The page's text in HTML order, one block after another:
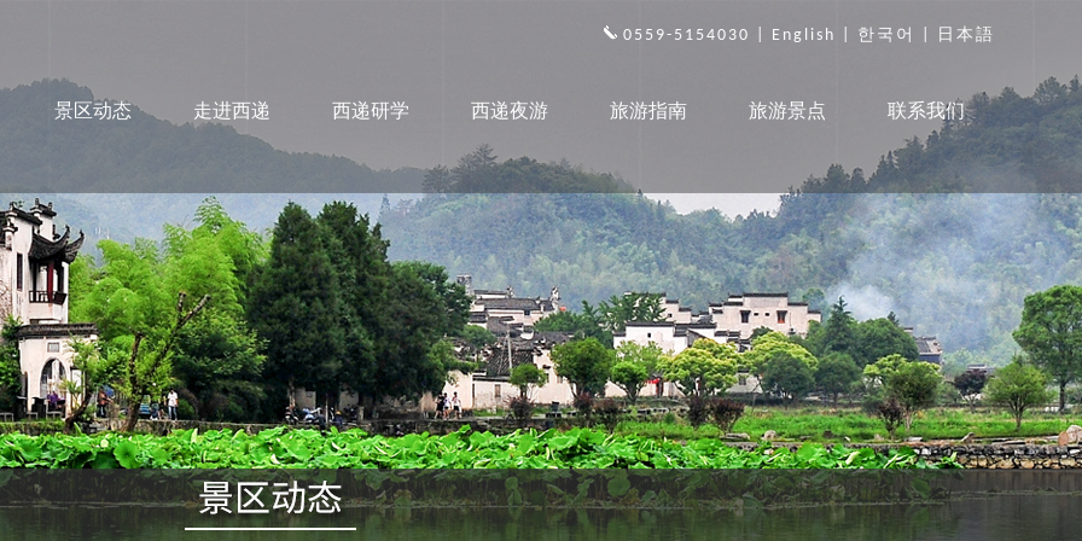
0559-5154030 | English 한국어 日本語
景区动态 走进西递 西递研学 西递夜游 旅游指南 旅游景点 联系我们